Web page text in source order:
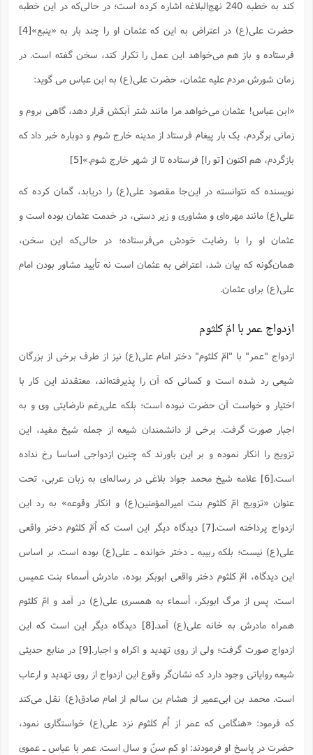
کند به خطبه 240 نهج‌البلاغه اشاره کرده است؛ در حالی‌که در این خطبه
حضرت علی(ع) در اعتراض به این که عثمان او را چند بار به «ینبع»[4]
فرستاده و باز هم می‌خواهد این عمل را تکرار کند، سخن گفته است. در
زمان شورش مردم علیه عثمان، حضرت علی(ع) به ابن عباس می گوید:
«ابن عباس! عثمان می‌خواهد مرا مانند شتر آبکش قرار دهد، گاهی بروم و
زمانی برگردم، یک بار پیغام فرستاد از مدینه خارج شوم و دوباره خبر داد که
بازگردم، هم اکنون [تو را] فرستاده تا از شهر خارج شوم.»[5]
نویسنده که نتوانسته در این‌جا مقصود علی(ع) را دریابد، گمان کرده که
علی(ع) مانند مهره‌ای و مشاوری و زیر دستی، در خدمت عثمان بوده است و
عثمان او را با رضایت خودش می‌فرستاده؛ در حالی‌که این سخن،
همان‌گونه که بیان شد، اعتراض به عثمان است نه تأیید مشاور بودن امام
علی(ع) برای عثمان.
ازدواج عمر با امّ کلثوم
ازدواج "عمر" با "امّ کلثوم" دختر امام علی(ع) نیز از طرف برخی از بزرگان
شیعی رد شده است و کسانی که آن را پذیرفته‌اند، معتقدند این کار با
اختیار و خواست آن حضرت نبوده است؛ بلکه علی‌رغم نارضایتی وی و به
اجبار صورت گرفت. برخی از دانشمندان شیعه از جمله شیخ مفید، این
تزویج را انکار نموده و بر این باورند که چنین ازدواجی اساسا رخ نداده
است.[6]
علامه شیخ محمد جواد بلاغی در رساله‌ای به زبان عربی، تحت
عنوان «تزویج امّ‌ کلثوم بنت امیرالمؤمنین(ع) و انکار وقوعه» به رد این
ازدواج پرداخته است.[7]
دیدگاه دیگر این است که اُمّ کلثوم دختر واقعی
علی(ع) نیست؛ بلکه ربیبه ـ دختر خوانده ـ علی(ع) بوده است. بر اساس
این دیدگاه، امّ کلثوم دختر واقعی ابوبکر بوده، مادرش أسماء بنت عمیس
است. پس از مرگ ابوبکر، أسماء به همسری علی(ع) در آمد و امّ کلثوم
همراه مادرش به خانه علی(ع) آمد.[8]
دیدگاه دیگر این است که این
ازدواج صورت گرفت؛ ولی از روی تهدید و اکراه و اجبار.[9]
در منابع حدیثی
شیعه روایاتی وجود دارد که نشان‌گر وقوع این ازدواج از روی تهدید و ارعاب
است. محمد بن ابی‌عمیر از هشام بن سالم از امام صادق(ع) نقل می‌کند
که فرمود: «هنگامی که عمر از اُم کلثوم نزد علی(ع) خواستگاری نمود،
حضرت در پاسخ او فرمودند: او کم سنّ و سال است. عمر با عباس ـ عموی